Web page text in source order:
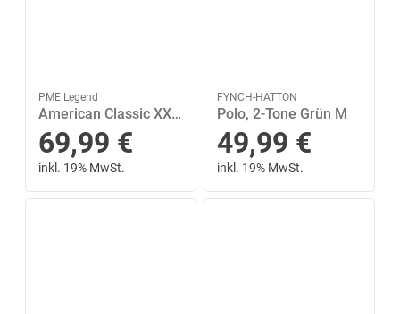
PME Legend
American Classic XXXL Regular Fit - Moonscape
69,99 €
inkl. 19% MwSt.
FYNCH-HATTON
Polo, 2-Tone Grün M
49,99 €
inkl. 19% MwSt.